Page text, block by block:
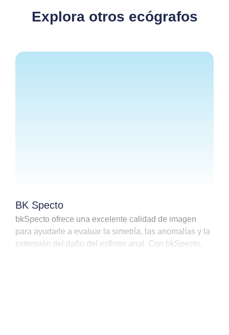
Explora otros ecógrafos
BK Specto
bkSpecto ofrece una excelente calidad de imagen
para ayudarle a evaluar la simetría, las anomalías y la
extensión del daño del esfínter anal. Con bkSpecto,